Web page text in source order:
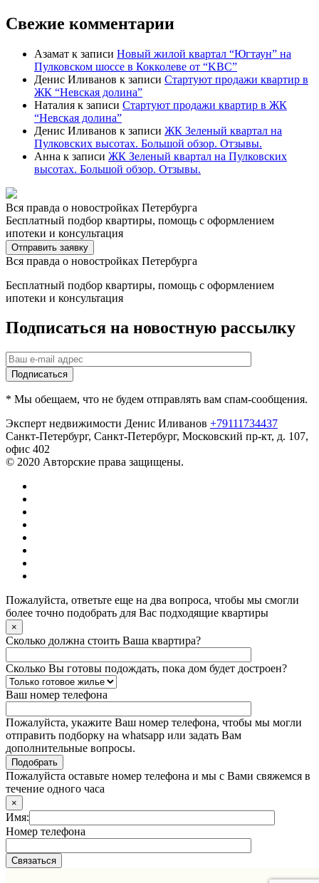
Свежие комментарии
Азамат к записи Новый жилой квартал “Югтаун” на
Пулковском шоссе в Кокколеве от “KBC”
Денис Иливанов к записи Стартуют продажи квартир в
ЖК “Невская долина”
Наталия к записи Стартуют продажи квартир в ЖК
“Невская долина”
Денис Иливанов к записи ЖК Зеленый квартал на
Пулковских высотах. Большой обзор. Отзывы.
Анна к записи ЖК Зеленый квартал на Пулковских
высотах. Большой обзор. Отзывы.
Вся правда о новостройках Петербурга
Бесплатный подбор квартиры, помощь с оформлением
ипотеки и консультация
Отправить заявку
Вся правда о новостройках Петербурга
Бесплатный подбор квартиры, помощь с оформлением
ипотеки и консультация
Подписаться на новостную рассылку
* Мы обещаем, что не будем отправлять вам спам-сообщения.
Эксперт недвижимости Денис Иливанов +79111734437
Санкт-Петербург, Санкт-Петербург, Московский пр-кт, д. 107,
офис 402
© 2020 Авторские права защищены.
Пожалуйста, ответьте еще на два вопроса, чтобы мы смогли
более точно подобрать для Вас подходящие квартиры
×
Сколько должна стоить Ваша квартира?
Сколько Вы готовы подождать, пока дом будет достроен?
Ваш номер телефона
Пожалуйста, укажите Ваш номер телефона, чтобы мы могли
отправить подборку на whatsapp или задать Вам
дополнительные вопросы.
Пожалуйста оставьте номер телефона и мы с Вами свяжемся в
течение одного часа
×
Имя:
Номер телефона